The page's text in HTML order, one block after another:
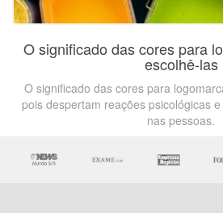
O significado das cores para
escolhê-las
O significado das cores para
pois despertam reações psicológicas
nas pessoas.